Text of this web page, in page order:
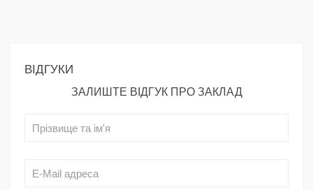
ВІДГУКИ
ЗАЛИШТЕ ВІДГУК ПРО ЗАКЛАД